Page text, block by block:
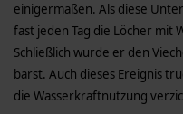
einigermaßen. Als diese
fast jeden Tag die Löcher mit
Schließlich wurde er den
barst. Auch dieses Ereignis
die Wasserkraftnutzung